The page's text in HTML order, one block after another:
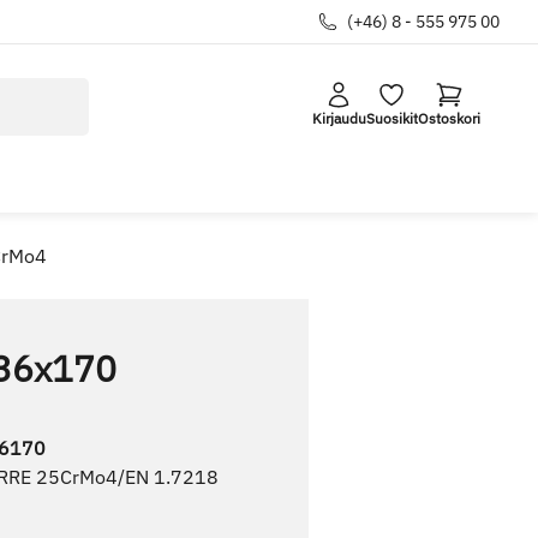
(+46) 8 - 555 975 00
KirjauduSuosikitOstoskori
25CrMo4/EN 1.7218